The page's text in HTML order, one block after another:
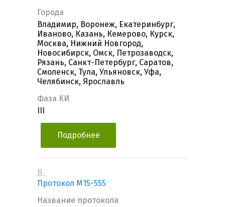
Города
Владимир, Воронеж, Екатеринбург,
Иваново, Казань, Кемерово, Курск,
Москва, Нижний Новгород,
Новосибирск, Омск, Петрозаводск,
Рязань, Санкт-Петербург, Саратов,
Смоленск, Тула, Ульяновск, Уфа,
Челябинск, Ярославль
Фаза КИ
Подробнее
8.
Протокол M15-555
Название протокола